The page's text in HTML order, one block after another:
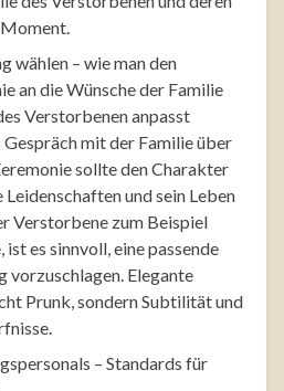
Moment.
wählen – wie man den
an die Wünsche der Familie
Verstorbenen anpasst
mit der Familie über
sollte den Charakter
und sein Leben
Verstorbene zum Beispiel
es sinnvoll, eine passende
vorzuschlagen. Elegante
Prunk, sondern Subtilität und
– Standards für